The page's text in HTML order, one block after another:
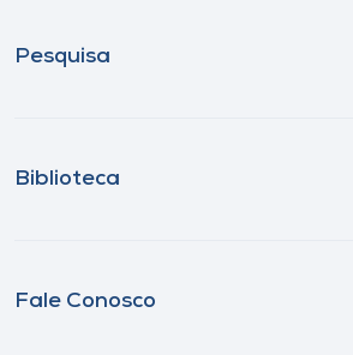
Pesquisa
Biblioteca
Fale Conosco